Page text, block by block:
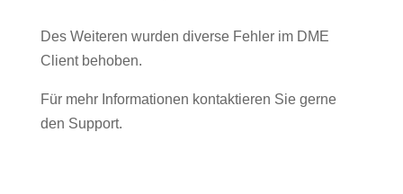
Des Weiteren wurden diverse Fehler im DME
Client behoben.
Für mehr Informationen kontaktieren Sie gerne
den Support.